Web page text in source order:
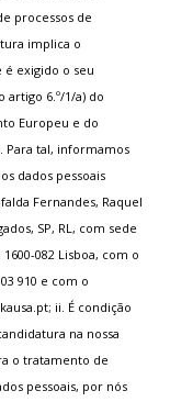
processos de
implica o
é exigido o seu
6.º/1/a) do
Europeu e do
Para tal, informamos
dados pessoais
Fernandes, Raquel
SP, RL, com sede
1600-082 Lisboa, com o
910 e com o
ii. É condição
na nossa
o tratamento de
pessoais, por nós